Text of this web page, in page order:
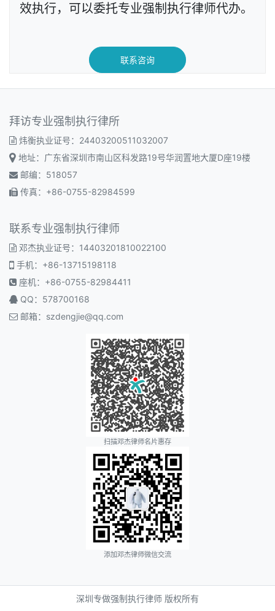
效执行，可以委托专业强制执行律师代办。
联系咨询
拜访专业强制执行律所
炜衡执业证号：24403200511032007
地址：广东省深圳市南山区科发路19号华润置地大厦D座19楼
邮编：518057
传真：+86-0755-82984599
联系专业强制执行律师
邓杰执业证号：14403201810022100
手机：+86-13715198118
座机：+86-0755-82984411
QQ：578700168
邮箱： szdengjie@qq.com
扫描邓杰律师名片惠存
添加邓杰律师微信交流
深圳专做强制执行律师 版权所有